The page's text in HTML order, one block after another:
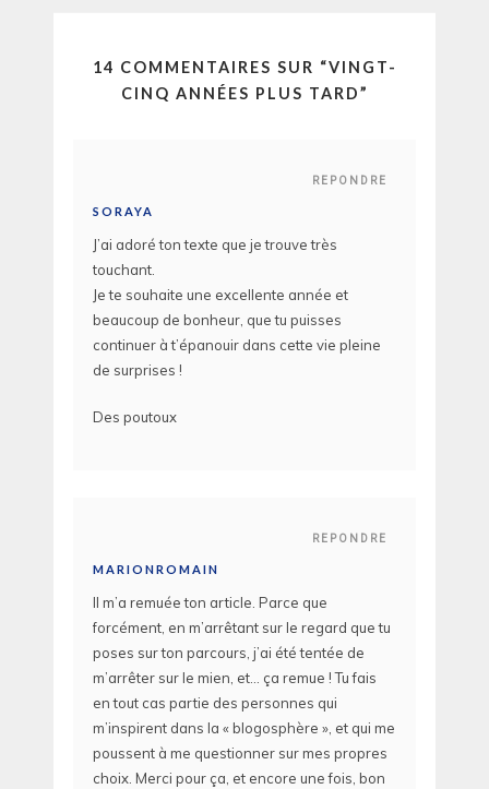
14 COMMENTAIRES SUR “VINGT-
CINQ ANNÉES PLUS TARD”
REPONDRE
SORAYA
J’ai adoré ton texte que je trouve très
touchant.
Je te souhaite une excellente année et
beaucoup de bonheur, que tu puisses
continuer à t’épanouir dans cette vie pleine
de surprises !
Des poutoux
REPONDRE
MARIONROMAIN
Il m’a remuée ton article. Parce que
forcément, en m’arrêtant sur le regard que tu
poses sur ton parcours, j’ai été tentée de
m’arrêter sur le mien, et… ça remue ! Tu fais
en tout cas partie des personnes qui
m’inspirent dans la « blogosphère », et qui me
poussent à me questionner sur mes propres
choix. Merci pour ça, et encore une fois, bon